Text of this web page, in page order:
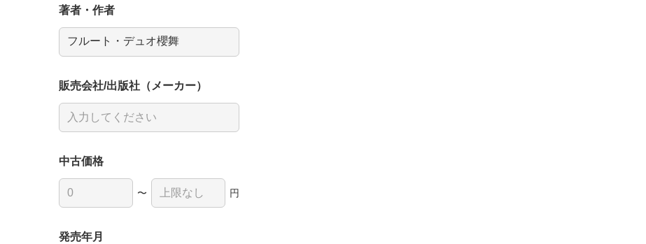
著者・作者
販売会社/出版社（メーカー）
中古価格
〜 円
発売年月